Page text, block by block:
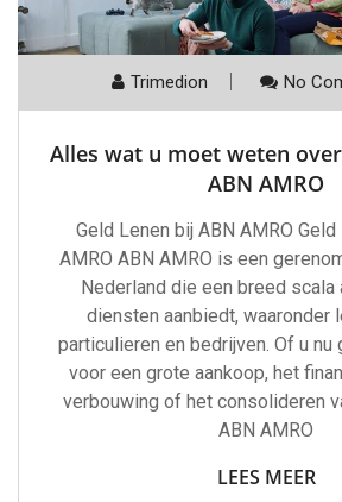
Trimedion No
Alles wat u moet weten
ABN AMRO
Geld Lenen bij ABN AMRO
AMRO ABN AMRO is een
Nederland die een breed scala
diensten aanbiedt, waaronder
particulieren en bedrijven. Of u
voor een grote aankoop, het
verbouwing of het consolideren
ABN AMRO
LEES MEER